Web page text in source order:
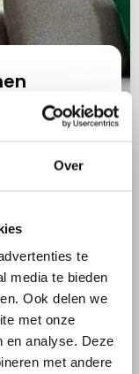
Over
te
media te bieden
Ook delen we
met onze
en analyse. Deze
met andere
2